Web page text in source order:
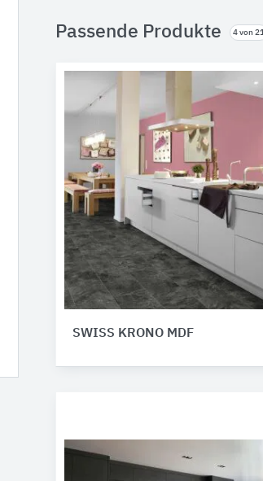
Passende Produkte 4 von 21
SWISS KRONO MDF